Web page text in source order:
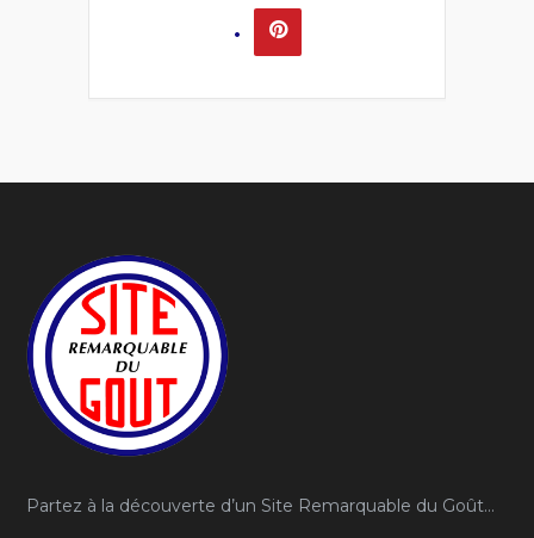
Partez à la découverte d’un Site Remarquable du Goût…